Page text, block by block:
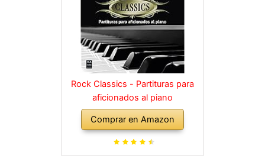
Rock Classics - Partituras para
aficionados al piano
Comprar en Amazon